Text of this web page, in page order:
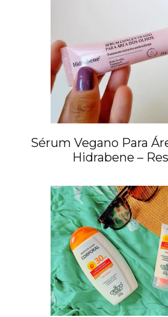
Sérum Vegano Para
Hidrabene –